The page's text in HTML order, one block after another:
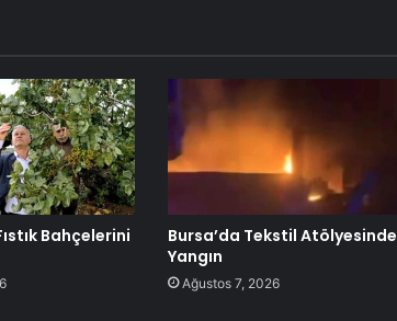
Bahçelerini
Bursa’da Tekstil Atölyesinde
Yangın
Ağustos 7, 2026